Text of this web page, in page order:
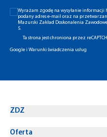
Wyrażam zgodę na wysyłanie
podany adres e-mail oraz na
Mazurski Zakład Doskonalenia
5.
Ta strona jest chroniona przez
Googlei Warunki świadczenia usług
ZDZ
Oferta